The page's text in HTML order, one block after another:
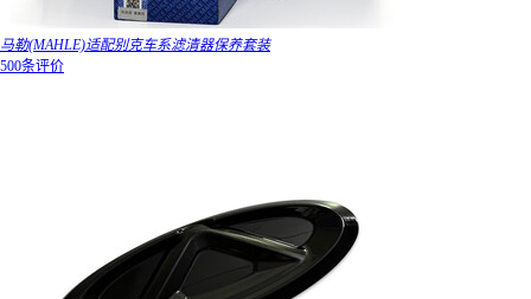
马勒(MAHLE)适配别克车系滤清器保养套装
500条评价